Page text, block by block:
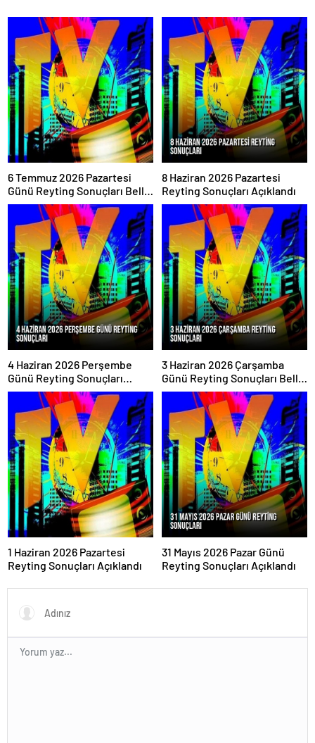
6 Temmuz 2026 Pazartesi
Günü Reyting Sonuçları Belli
Oldu
8 Haziran 2026 Pazartesi
Reyting Sonuçları Açıklandı
4 Haziran 2026 Perşembe
Günü Reyting Sonuçları
Açıklandı
3 Haziran 2026 Çarşamba
Günü Reyting Sonuçları Belli
Oldu
1 Haziran 2026 Pazartesi
Reyting Sonuçları Açıklandı
31 Mayıs 2026 Pazar Günü
Reyting Sonuçları Açıklandı